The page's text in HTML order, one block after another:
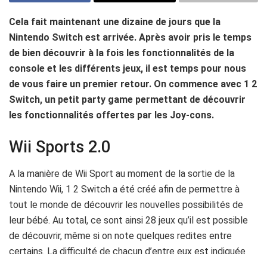
Cela fait maintenant une dizaine de jours que la
Nintendo Switch est arrivée. Après avoir pris le temps
de bien découvrir à la fois les fonctionnalités de la
console et les différents jeux, il est temps pour nous
de vous faire un premier retour. On commence avec 1 2
Switch, un petit party game permettant de découvrir
les fonctionnalités offertes par les Joy-cons.
Wii Sports 2.0
A la manière de Wii Sport au moment de la sortie de la
Nintendo Wii, 1 2 Switch a été créé afin de permettre à
tout le monde de découvrir les nouvelles possibilités de
leur bébé. Au total, ce sont ainsi 28 jeux qu’il est possible
de découvrir, même si on note quelques redites entre
certains. La difficulté de chacun d’entre eux est indiquée